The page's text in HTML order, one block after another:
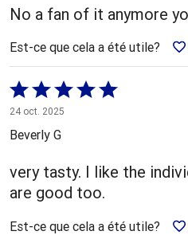
No a fan of it anymore
Est-ce que cela a été utile?
Coté
5 sur
5
24 oct. 2025
Beverly G
very tasty. I like the
are good too.
Est-ce que cela a été utile?